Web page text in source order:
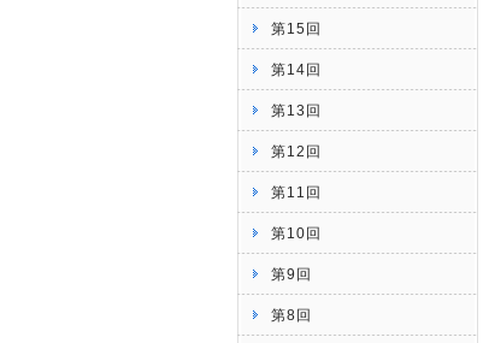
第15回
第14回
第13回
第12回
第11回
第10回
第9回
第8回